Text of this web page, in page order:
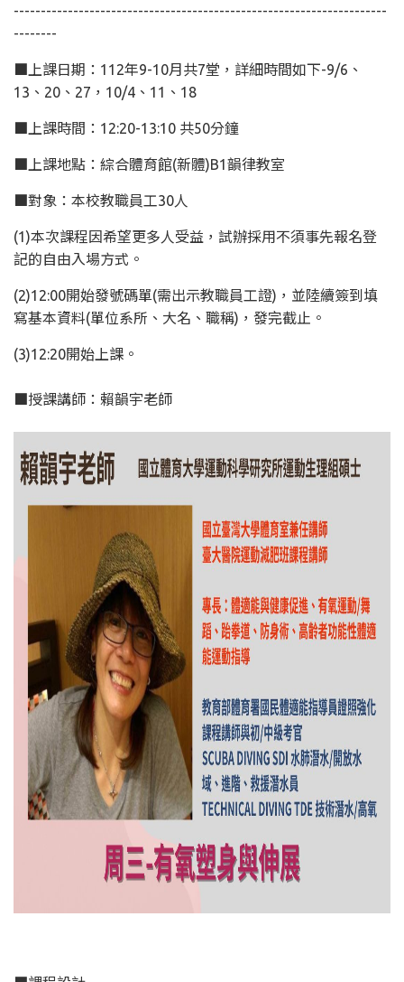
---------------------------------------------------------------------
--------
■上課日期：112年9-10月共7堂，詳細時間如下-9/6、
13、20、27，10/4、11、18
■上課時間：12:20-13:10 共50分鐘
■上課地點：綜合體育館(新體)B1韻律教室
■對象：本校教職員工30人
(1)本次課程因希望更多人受益，試辦採用不須事先報名登
記的自由入場方式。
(2)12:00開始發號碼單(需出示教職員工證)，並陸續簽到填
寫基本資料(單位系所、大名、職稱)，發完截止。
(3)12:20開始上課。
■授課講師：賴韻宇老師